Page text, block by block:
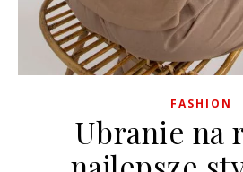
FASHION
Ubranie na